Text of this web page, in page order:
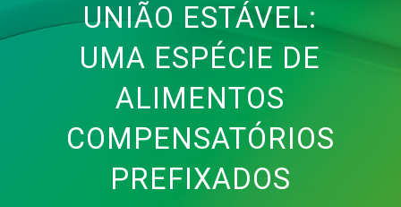
UNIÃO ESTÁVEL:
UMA ESPÉCIE DE
ALIMENTOS
COMPENSATÓRIOS
PREFIXADOS